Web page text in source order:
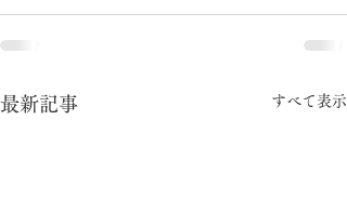
最新記事 すべて表示